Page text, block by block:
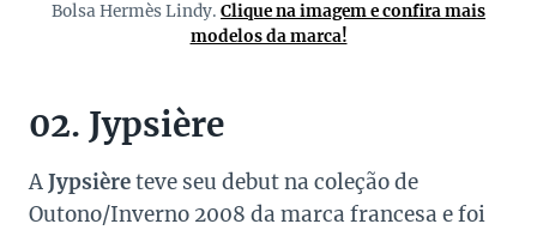
Bolsa Hermès Lindy. Clique na imagem e confira mais
modelos da marca!
02. Jypsière
AJypsièreteve seu debut na coleção de
Outono/Inverno 2008 da marca francesa e foi